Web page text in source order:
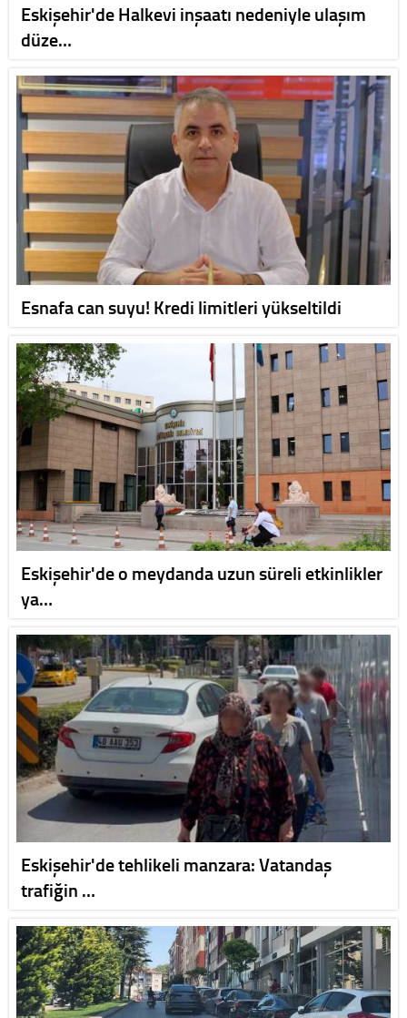
Eskişehir'de Halkevi inşaatı nedeniyle ulaşım
düze…
Esnafa can suyu! Kredi limitleri yükseltildi
Eskişehir'de o meydanda uzun süreli etkinlikler
ya…
Eskişehir'de tehlikeli manzara: Vatandaş
trafiğin …